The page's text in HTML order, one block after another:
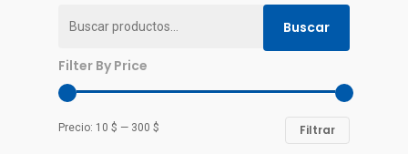
Buscar
Buscar
Filter By Price
Filtrar
Precio: 10 $ — 300 $